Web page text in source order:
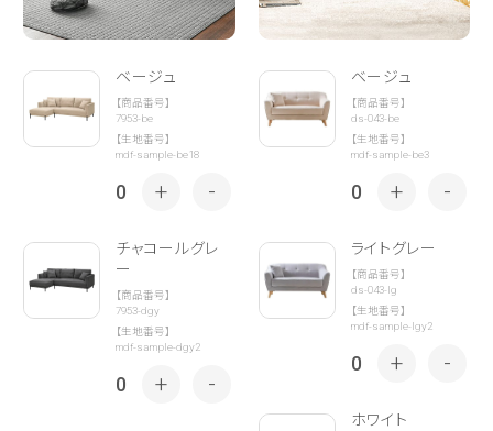
ベージュ
【商品番号】
7953-be
【生地番号】
mdf-sample-be18
0 + -
チャコールグレ
ー
【商品番号】
7953-dgy
【生地番号】
mdf-sample-dgy2
0 + -
ベージュ
【商品番号】
ds-043-be
【生地番号】
mdf-sample-be3
0 + -
ライトグレー
【商品番号】
ds-043-lg
【生地番号】
mdf-sample-lgy2
0 + -
ホワイト